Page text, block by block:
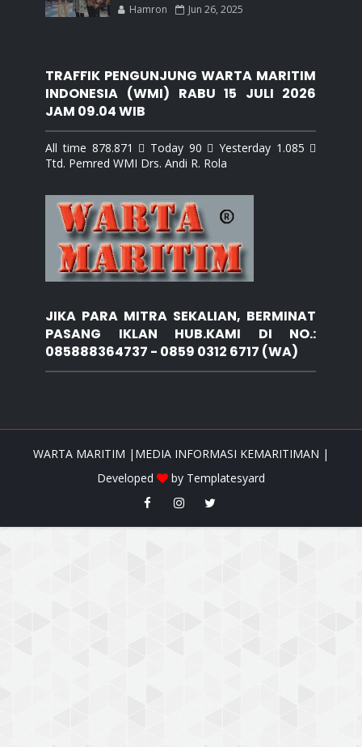
Hamron Jun 26, 2025
TRAFFIK PENGUNJUNG WARTA MARITIM
INDONESIA (WMI) RABU 15 JULI 2026
JAM 09.04 WIB
All time 878.871  Today 90  Yesterday 1.085 
Ttd. Pemred WMI Drs. Andi R. Rola
JIKA PARA MITRA SEKALIAN, BERMINAT
PASANG IKLAN HUB.KAMI DI NO.:
085888364737 - 0859 0312 6717 (WA)
WARTA MARITIM |MEDIA INFORMASI KEMARITIMAN |
Developed
by Templatesyard